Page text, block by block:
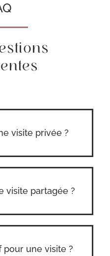
visite privée ?
visite partagée ?
pour une visite ?